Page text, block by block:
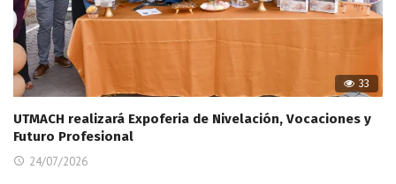
33
UTMACH realizará Expoferia de Nivelación, Vocaciones y
Futuro Profesional
24/07/2026